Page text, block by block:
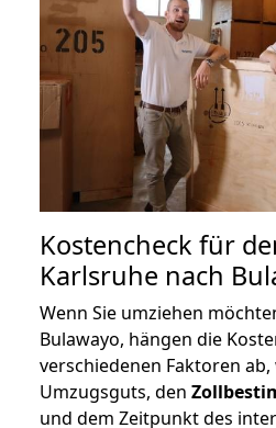
Kostencheck für
Karlsruhe nach
Wenn Sie umziehen
Bulawayo, hängen die
verschiedenen Faktoren
Umzugsguts, den
und dem Zeitpunkt des